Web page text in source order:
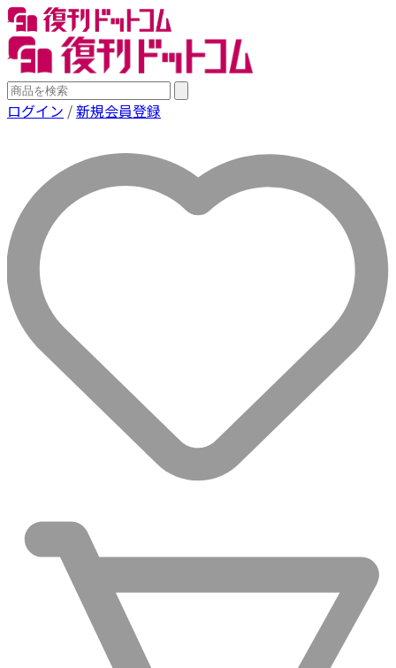
ログイン /新規会員登録